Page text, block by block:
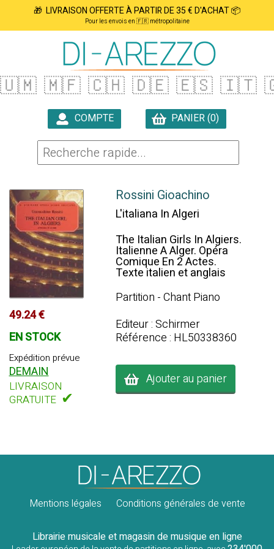
🎁 LIVRAISON OFFERTE À PARTIR DE 35 € D'ACHAT 📦
Pour les envois en 🇫🇷 métropolitaine
🇺🇲 🇲🇫 🇨🇭 🇩🇪 🇪🇸 🇮🇹
COMPTE
PANIER (0)
49.24 €
EN STOCK
Expédition prévue
DEMAIN
LIVRAISON
GRATUITE ✔
Rossini Gioachino
L'italiana In Algeri
The Italian Girls In Algiers.
Italienne A Alger. Opéra
Comique En 2 Actes.
Texte italien et anglais
Partition - Chant Piano
Editeur : Schirmer
Référence : HL50338360
Ajouter au panier
Mentions légales Conditions générales de vente
Librairie musicale et magasin de musique en ligne